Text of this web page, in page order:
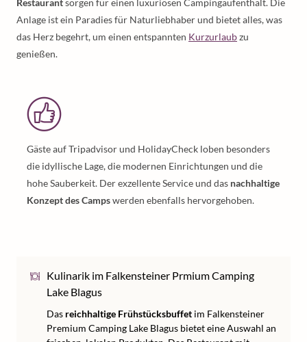
Restaurantsorgen für einen luxuriösen Campingaufenthalt. Die
Anlage ist ein Paradies für Naturliebhaber und bietet alles, was
das Herz begehrt, um einen entspannten Kurzurlaubzu
genießen.
Gäste auf Tripadvisor und HolidayCheck loben besonders
die idyllische Lage, die modernen Einrichtungen und die
hohe Sauberkeit. Der exzellente Service und das nachhaltige
Konzept des Campswerden ebenfalls hervorgehoben.
Kulinarik im Falkensteiner Prmium Camping
Lake Blagus
Das reichhaltige Frühstücksbuffet im Falkensteiner
Premium Camping Lake Blagus bietet eine Auswahl an